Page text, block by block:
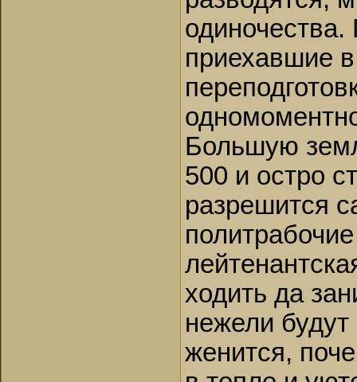
приехавшие
Большую
500 и остро
разрешится
ходить да
нежели
женится,